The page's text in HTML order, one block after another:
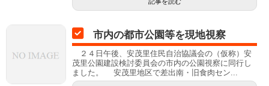
市内の都市公園等を現地視察
２４日午後、安茂里住民自治協議会の（仮称）安
茂里公園建設検討委員会の市内の公園視察に同行し
ました。 安茂里地区で差出南・旧食肉セン...